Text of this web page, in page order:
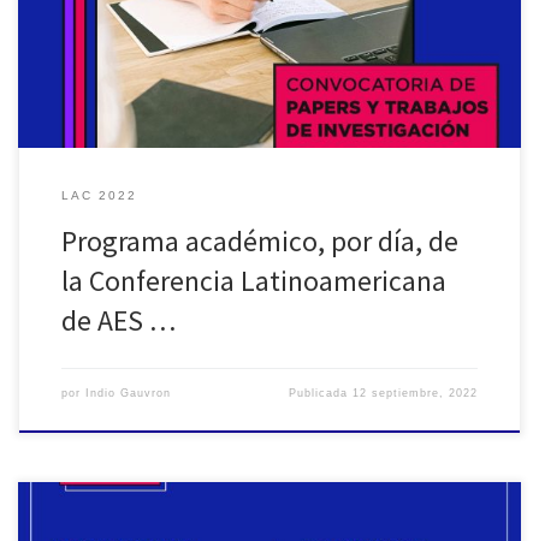
los últimos años la utilización de audio virtual tanto en la industria
del entretenimiento como en el ámbito científico ha aumentado
LAC 2022
Programa académico, por día, de
la Conferencia Latinoamericana
de AES …
por Indio Gauvron Publicada 12 septiembre, 2022